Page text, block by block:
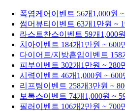
폭염케어 이벤트 56개 1,000원
썸머뷰티 이벤트 63개 1만원 ~
라스트찬스이벤트 59개 1,000
치아이벤트 184개 1만원 ~ 600
다이어트/지방흡입이벤트 158
피부이벤트 302개 1만원 ~ 280
시력이벤트 46개 1,000원 ~ 600
리프팅이벤트 258개3만원 ~
보톡스이벤트 74개 1,000원 ~
필러 이벤트 106개 2만원 ~ 700